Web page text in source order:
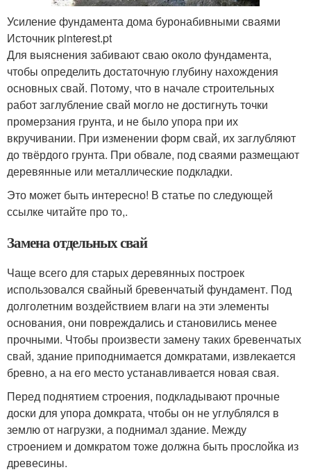
Усиление фундамента дома буронабивными сваями
Источник pinterest.pt
Для выяснения забивают сваю около фундамента,
чтобы определить достаточную глубину нахождения
основных свай. Потому, что в начале строительных
работ заглубление свай могло не достигнуть точки
промерзания грунта, и не было упора при их
вкручивании. При изменении форм свай, их заглубляют
до твёрдого грунта. При обвале, под сваями размещают
деревянные или металлические подкладки.
Это может быть интересно! В статье по следующей
ссылке читайте про то,.
Замена отдельных свай
Чаще всего для старых деревянных построек
использовался свайный бревенчатый фундамент. Под
долголетним воздействием влаги на эти элементы
основания, они повреждались и становились менее
прочными. Чтобы произвести замену таких бревенчатых
свай, здание приподнимается домкратами, извлекается
бревно, а на его место устанавливается новая свая.
Перед поднятием строения, подкладывают прочные
доски для упора домкрата, чтобы он не углублялся в
землю от нагрузки, а поднимал здание. Между
строением и домкратом тоже должна быть прослойка из
древесины.